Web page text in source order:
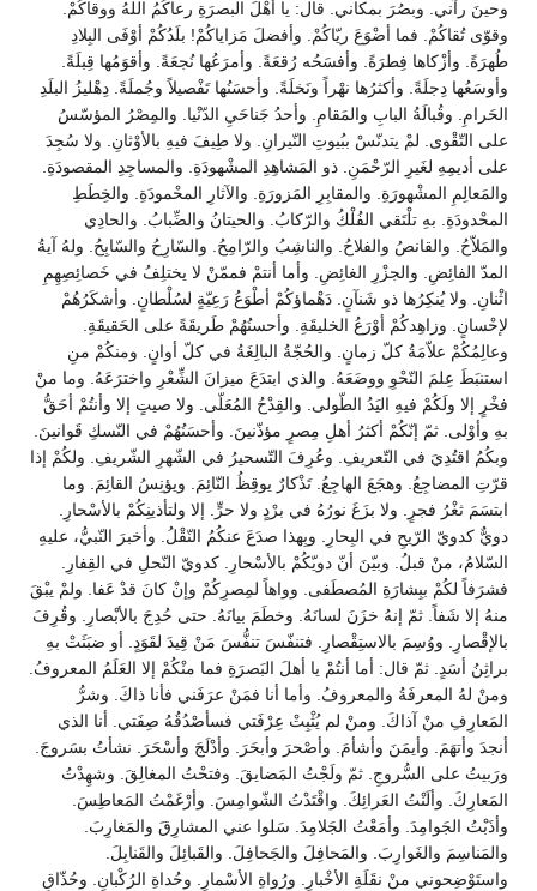
وحينَ رآني. وبصُرَ بمكاني. قال: يا أهْلَ البصرَةِ رعاكُمُ اللهُ ووقاكُمْ.
وقوّى تُقاكُمْ. فما أضْوَعَ ريّاكُمْ. وأفضلَ مَزاياكُمْ! بلَدُكُمْ أوْفَى البِلادِ
طُهرَةً. وأزْكاها فِطرَةً. وأفسَحُه رُقعَةً. وأمرَعُها نُجعَةً. وأقوَمُها قِبلَةً.
وأوسَعُها دِجلَةً. وأكثرُها نهْراً ونَخلَةً. وأحسَنُها تَفْصيلاً وجُملَةً. دِهْليزُ البلَدِ
الحَرامِ. وقُبالَةُ البابِ والمَقامِ. وأحدُ جَناحَيِ الدّنْيا. والمِصْرُ المؤسّسُ
على التّقْوى. لمْ يتدنّسْ ببُيوتِ النّيرانِ. ولا طِيفَ فيهِ بالأوْثانِ. ولا سُجِدَ
على أديمِهِ لغَيرِ الرّحْمَنِ. ذو المَشاهِدِ المشْهودَةِ. والمساجِدِ المقصودَةِ.
والمَعالِمِ المشْهورَةِ. والمقابِرِ المَزورَةِ. والآثارِ المحْمودَةِ. والخِطَطِ
المحْدودَةِ. بهِ تلْتَقي الفُلْكُ والرّكابُ. والحيتانُ والضِّبابُ. والحادِي
والمَلاّحُ. والقانصُ والفلاحُ. والناشِبُ والرّامِحُ. والسّارِحُ والسّابِحُ. ولهُ آيةُ
المدّ الفائِضِ. والجزْرِ الغائِضِ. وأما أنتمْ فممّنْ لا يختلِفُ في خَصائِصِهِمِ
اثْنانِ. ولا يُنكِرُها ذو شَنآنٍ. دَهْماؤكُمْ أطْوَعُ رَعِيّةٍ لسُلْطانٍ. وأشكَرُهُمْ
لإحْسانٍ. وزاهِدكُمْ أوْرَعُ الخليقَةِ. وأحسنُهُمْ طَريقَةً على الحَقيقَةِ.
وعالِمُكُمْ علاّمَةُ كلّ زمانٍ. والحُجّةُ البالِغَةُ في كلّ أوانٍ. ومنكُمْ منِ
استنبَطَ عِلمَ النّحْوِ ووضَعَهُ. والذي ابتدَعَ ميزانَ الشِّعْرِ واخترَعَهُ. وما منْ
فخْرٍ إلا ولَكُمْ فيهِ اليَدُ الطّولى. والقِدْحُ المُعَلّى. ولا صيتٍ إلا وأنتُمْ أحَقُّ
بهِ وأوْلى. ثمّ إنّكُمْ أكثرُ أهلِ مِصرٍ مؤذّنينَ. وأحسَنُهُمْ في النّسكِ قَوانينَ.
وبكُمُ اقتُدِيَ في التّعريفِ. وعُرِفَ التّسحيرُ في الشّهرِ الشّريفِ. ولكُمْ إذا
قرّتِ المضاجِعُ. وهجَعَ الهاجِعُ. تَذْكارٌ يوقِظُ النّائِمَ. ويؤنِسُ القائِمَ. وما
ابتسَمَ ثغْرُ فجرٍ. ولا بزَغَ نورُهُ في برْدٍ ولا حرٍّ. إلا ولتأذينِكُمْ بالأسْحارِ.
دويٌّ كدويّ الرّيحِ في البِحارِ. وبِهذا صدَعَ عنكُمُ النّقْلُ. وأخبرَ النّبيُّ، عليهِ
السّلامُ، منْ قبلُ. وبيّنَ أنّ دويّكُمْ بالأسْحارِ. كدويّ النّحلِ في القِفارِ.
فشرَفاً لكُمْ ببِشارَةِ المُصطَفى. وواهاً لمِصرِكُمْ وإنْ كانَ قدْ عَفا. ولمْ يبْقَ
منهُ إلا شَفاً. ثمّ إنهُ خزَنَ لسانَهُ. وخطَمَ بيانَهُ. حتى حُدِجَ بالأبْصارِ. وقُرِفَ
بالإقْصارِ. ووُسِمَ بالاستِقْصارِ. فتنفّسَ تنفُّسَ مَنْ قِيدَ لقَوَدٍ. أو ضبَثَتْ بهِ
براثِنُ أسَدٍ. ثمّ قال: أما أنتُمْ يا أهلَ البَصرَةِ فما منْكُمْ إلا العَلَمُ المعروفُ.
ومنْ لهُ المعرفَةُ والمعروفُ. وأما أنا فمَنْ عرَفَني فأنا ذاكَ. وشرُّ
المَعارِفِ منْ آذاكَ. ومنْ لم يُثْبِتْ عِرْفَتي فسأصْدُقُهُ صِفَتي. أنا الذي
أنجدَ وأتهَمَ. وأيمَنَ وأشأمَ. وأصْحرَ وأبحَرَ. وأدْلَجَ وأسْحَرَ. نشأتُ بسَروجَ.
ورَبيتُ على السُّروجِ. ثمّ ولَجْتُ المَضايقَ. وفتحْتُ المغالِقَ. وشهِدْتُ
المَعارِكَ. وألَنْتُ العَرائِكَ. واقْتَدْتُ الشّوامِسَ. وأرْغَمْتُ المَعاطِسَ.
وأذَبْتُ الجَوامِدَ. وأمَعْتُ الجَلامِدَ. سَلوا عني المشارِقَ والمَغارِبَ.
والمَناسِمَ والغَوارِبَ. والمَحافِلَ والجَحافِلَ. والقَبائِلَ والقَنابِلَ.
واستَوْضِحوني منْ نقَلَةِ الأخْبارِ. ورُواةِ الأسْمارِ. وحُداةِ الرُكْبانِ. وحُذّاقِ